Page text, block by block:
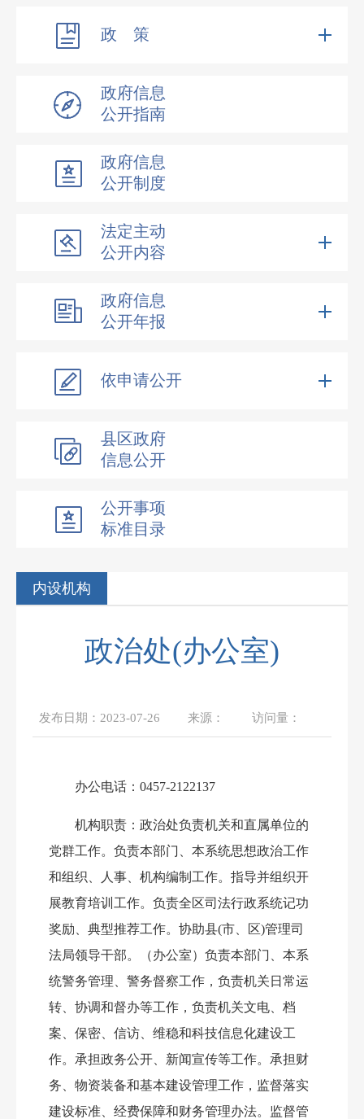
政 策
政府信息
公开指南
政府信息
公开制度
法定主动
公开内容
政府信息
公开年报
依申请公开
县区政府
信息公开
公开事项
标准目录
内设机构
政治处(办公室)
发布日期： 2023-07-26 来源： 访问量：
办公电话： 0457-2122137
机构职责：政治处负责机关和直属单位的
党群工作。负责本部门、本系统思想政治工作
和组织、人事、机构编制工作。指导并组织开
展教育培训工作。负责全区司法行政系统记功
奖励、典型推荐工作。协助县(市、区)管理司
法局领导干部。（办公室）负责本部门、本系
统警务管理、警务督察工作，负责机关日常运
转、协调和督办等工作，负责机关文电、档
案、保密、信访、维稳和科技信息化建设工
作。承担政务公开、新闻宣传等工作。承担财
务、物资装备和基本建设管理工作，监督落实
建设标准、经费保障和财务管理办法。监督管